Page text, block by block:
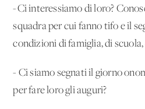
-Ci interessiamo di loro?
squadra per cui fanno tifo e il
condizioni di famiglia, di
- Ci siamo segnati il giorno
per fare loro gli auguri?